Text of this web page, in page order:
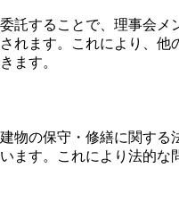
託することで、理事会メ
れます。これにより、他
ます。
物の保守・修繕に関する
ます。これにより法的な